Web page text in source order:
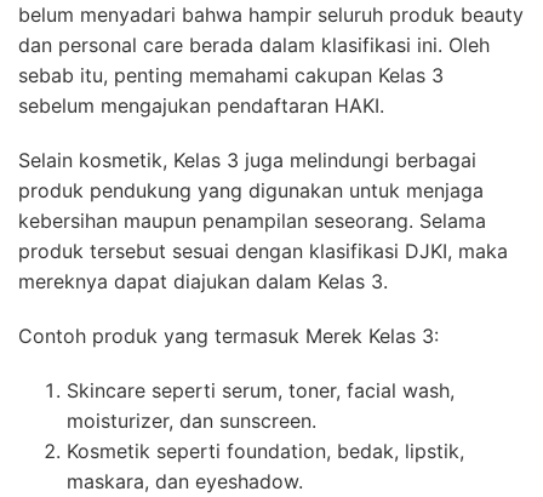
belum menyadari bahwa hampir seluruh produk beauty
dan personal care berada dalam klasifikasi ini. Oleh
sebab itu, penting memahami cakupan Kelas 3
sebelum mengajukan pendaftaran HAKI.
Selain kosmetik, Kelas 3 juga melindungi berbagai
produk pendukung yang digunakan untuk menjaga
kebersihan maupun penampilan seseorang. Selama
produk tersebut sesuai dengan klasifikasi DJKI, maka
mereknya dapat diajukan dalam Kelas 3.
Contoh produk yang termasuk Merek Kelas 3:
Skincare seperti serum, toner, facial wash,
moisturizer, dan sunscreen.
Kosmetik seperti foundation, bedak, lipstik,
maskara, dan eyeshadow.